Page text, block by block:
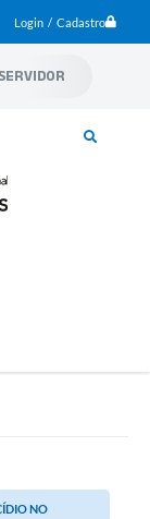
Login / Cadastro
SERVIDOR
NO